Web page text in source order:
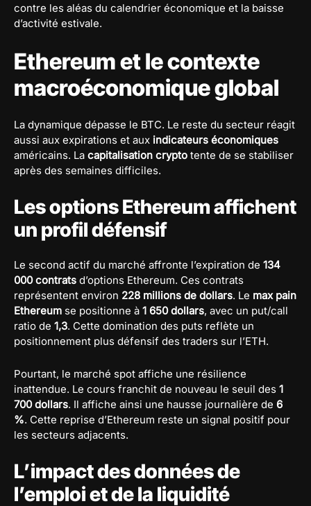
contre les aléas du calendrier économique et la baisse
d’activité estivale.
Ethereum et le contexte
macroéconomique global
La dynamique dépasse le BTC. Le reste du secteur réagit
aussi aux expirations et aux indicateurs économiques
américains. La capitalisation crypto tente de se stabiliser
après des semaines difficiles.
Les options Ethereum affichent
un profil défensif
Le second actif du marché affronte l’expiration de 134
000 contrats d’options Ethereum. Ces contrats
représentent environ 228 millions de dollars. Le max pain
Ethereum se positionne à 1 650 dollars, avec un put/call
ratio de 1,3. Cette domination des puts reflète un
positionnement plus défensif des traders sur l’ETH.
Pourtant, le marché spot affiche une résilience
inattendue. Le cours franchit de nouveau le seuil des 1
700 dollars. Il affiche ainsi une hausse journalière de 6
%. Cette reprise d’Ethereum reste un signal positif pour
les secteurs adjacents.
L’impact des données de
l’emploi et de la liquidité